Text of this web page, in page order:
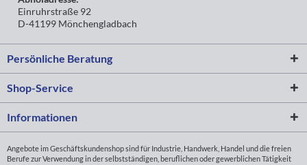
Einruhrstraße 92
D-41199 Mönchengladbach
Persönliche Beratung
Shop-Service
Informationen
Angebote im Geschäftskundenshop sind für Industrie, Handwerk, Handel und die freien
Berufe zur Verwendung in der selbstständigen, beruflichen oder gewerblichen Tätigkeit